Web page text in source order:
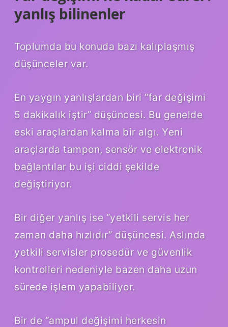
yanlış bilinenler
Toplumda bu konuda bazı kalıplaşmış
düşünceler var.
En yaygın yanlışlardan biri “far değişimi
5 dakikalık iştir” düşüncesi. Bu genelde
eski araçlardan kalma bir algı. Yeni
araçlarda tampon, sensör ve elektronik
bağlantılar bu işi ciddi şekilde
değiştiriyor.
Bir diğer yanlış ise “yetkili servis her
zaman daha hızlıdır” düşüncesi. Aslında
yetkili servisler prosedür ve güvenlik
kontrolleri nedeniyle bazen daha uzun
sürede işlem yapabiliyor.
Bir de “ampul değişimi herkesin